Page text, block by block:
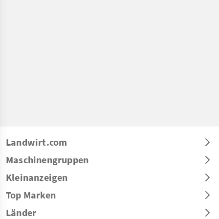
Landwirt.com
Maschinengruppen
Kleinanzeigen
Top Marken
Länder